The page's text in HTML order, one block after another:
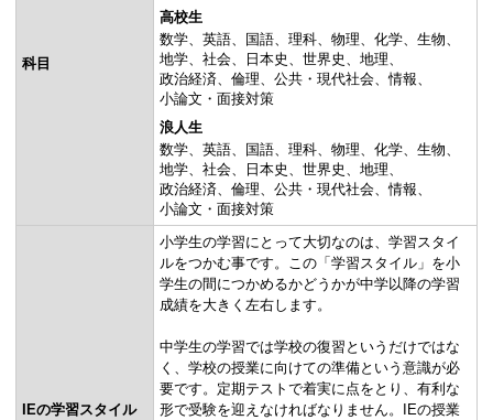
科目
高校生
数学
英語 国語 理科 物理 化学
生物
地学
社会 日本史 世界史
地理
政治経済
倫理 公共・現代社会
情報
小論文・面接対策
浪人生
数学
英語 国語 理科 物理 化学
生物
地学
社会 日本史 世界史
地理
政治経済
倫理 公共・現代社会
情報
小論文・面接対策
IEの学習スタイル
小学生の学習にとって大切なのは、学習スタイ
ルをつかむ事です。この「学習スタイル」を小
学生の間につかめるかどうかが中学以降の学習
成績を大きく左右します。
中学生の学習では学校の復習というだけではな
く、学校の授業に向けての準備という意識が必
要です。定期テストで着実に点をとり、有利な
形で受験を迎えなければなりません。IEの授業